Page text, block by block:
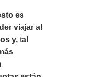
es
viajar al
y, tal